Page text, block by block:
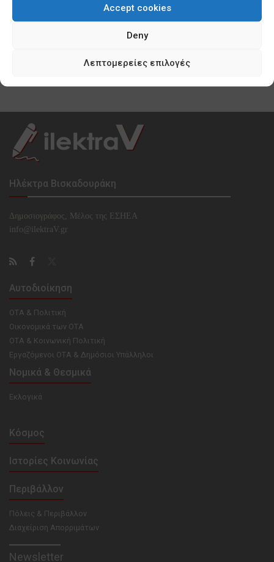
Accept cookies
Deny
Λεπτομερείες επιλογές
Κυνισμός Μπακογιάννη ακόμη και για τα
0 SHARES
Ηλέκτρα Βισκαδουράκη
Δημοσιογράφος, Μέλος της ΕΣHΕΑ
info@ilektraV.gr
Αυτοδιοίκηση
ΟΤΑ & Πολιτική
Οικονομικά των ΟΤΑ
ΟΤΑ & Κοινωνική Πολιτική
Εργαζόμενοι ΟΤΑ & Δημόσιοι Υπάλληλοι
Νομικά & Θεσμικά
Εκλογικά
Κόσμος
Ιστορίες Κοινωνίας
Περιβάλλον
Πόλεις & Περιβάλλον
Διαχείριση Απορριμάτων
Newsletter